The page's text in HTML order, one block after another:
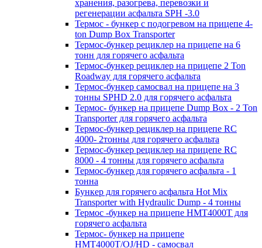
хранения, разогрева, перевозки и
регенерации асфальта SPH -3.0
Термос - бункер с подогревом на прицепе 4-
ton Dump Box Transporter
Термос-бункер рециклер на прицепе на 6
тонн для горячего асфальта
Термос-бункер рециклер на прицепе 2 Ton
Roadway для горячего асфальта
Термос-бункер самосвал на прицепе на 3
тонны SPHD 2.0 для горячего асфальта
Термос- бункер на прицепе Dump Box - 2 Ton
Transporter для горячего асфальта
Термос-бункер рециклер на прицепе RC
4000- 2тонны для горячего асфальта
Термос-бункер рециклер на прицепе RC
8000 - 4 тонны для горячего асфальта
Термос-бункер для горячего асфальта - 1
тонна
Бункер для горячего асфальта Hot Mix
Transporter with Hydraulic Dump - 4 тонны
Термос -бункер на прицепе HMT4000T для
горячего асфальта
Термос- бункер на прицепе
HMT4000T/OJ/HD - самосвал